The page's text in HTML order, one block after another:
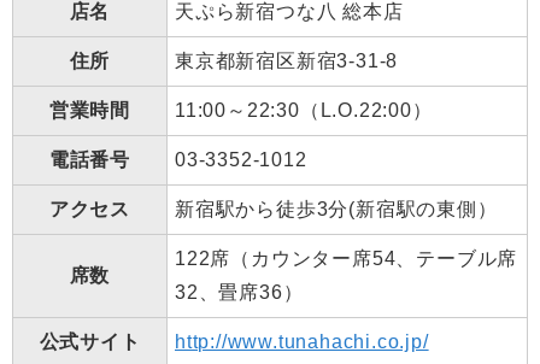
店名 天ぷら新宿つな八 総本店
住所 東京都新宿区新宿3-31-8
営業時間 11:00～22:30（L.O.22:00）
電話番号 03-3352-1012
アクセス 新宿駅から徒歩3分(新宿駅の東側）
席数
122席（カウンター席54、テーブル席
32、畳席36）
公式サイト http://www.tunahachi.co.jp/